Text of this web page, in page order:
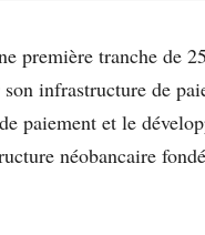
première tranche de
infrastructure de
paiement et le
néobancaire